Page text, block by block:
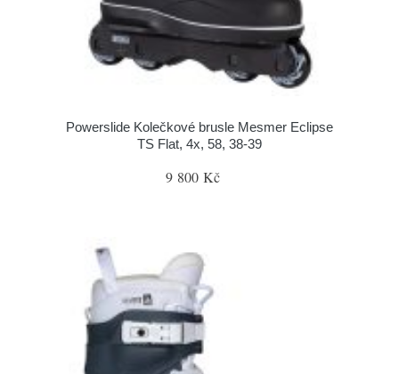
Powerslide Kolečkové brusle Mesmer Eclipse
TS Flat, 4x, 58, 38-39
9 800 Kč